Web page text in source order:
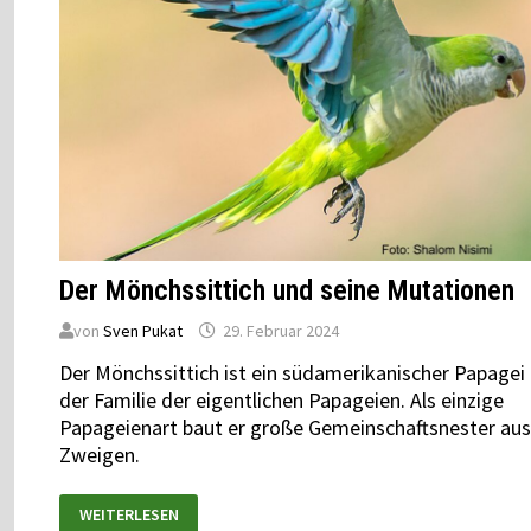
Der Mönchssittich und seine Mutationen
von Sven Pukat 29. Februar 2024
Der Mönchssittich ist ein südamerikanischer Papagei
der Familie der eigentlichen Papageien. Als einzige
Papageienart baut er große Gemeinschaftsnester aus
Zweigen.
WEITERLESEN